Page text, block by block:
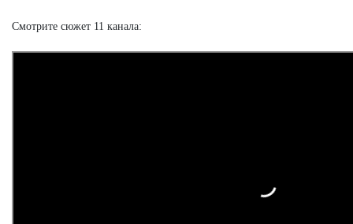
Смотрите сюжет 11 канала: